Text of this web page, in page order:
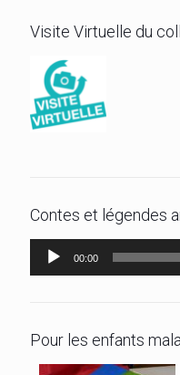
Visite Virtuelle du
Contes et légendes
Lecteur
audio
00:00
Pour les enfants